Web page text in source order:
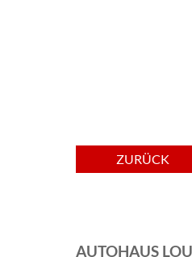
ZURÜCK
AUTOHAUS